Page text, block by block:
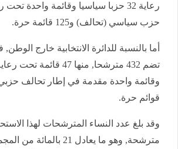
رعاية 32 حزبا سياسيا وقائمة واحدة
حزب سياسي (تحالف) و125 قائمة حرة.
وقائمة واحدة مقدمة في إطار تحالف
قوائم حرة.
مترشحة, وهو ما يعادل 21